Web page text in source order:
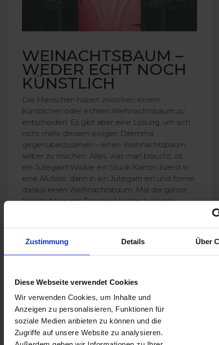
Zustimmung Details Über
Diese Webseite verwendet Cookies
Wir verwenden Cookies, um Inhalte und
Anzeigen zu personalisieren, Funktionen für
soziale Medien anbieten zu können und die
Zugriffe auf unsere Website zu analysieren.
WEINACHTSBAUM –
WEDER ECHT NOCH
KÜNSTLICH
Die Menschen haben zwischen einem
künstlichen oder echten Weihnachtsbaum zu
entscheiden. Es gibt aber eine Lösung, um sich
nicht mehr diesem ewigen Dilemma
gegenüberzusehen – einen Weihnachtsbaum
selber zu machen. Alles, was man braucht, ist …
ein Jutegarn! Wickle ein Stück Karton zuerst in
eine Alufolie, dann in ein Jutegarn ein und forme
daraus einen Weihnachtsbaum. Mal die ganze
Konstruktion mit Tapetenkleister. Lass den